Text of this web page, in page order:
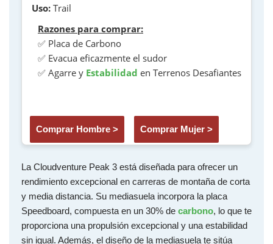
Uso: Trail
Razones para comprar:
✅ Placa de Carbono
✅ Evacua eficazmente el sudor
✅ Agarre y Estabilidad en Terrenos Desafiantes
Comprar Hombre > Comprar Mujer >
La Cloudventure Peak 3 está diseñada para ofrecer un
rendimiento excepcional en carreras de montaña de corta
y media distancia. Su mediasuela incorpora la placa
Speedboard, compuesta en un 30% de carbono, lo que te
proporciona una propulsión excepcional y una estabilidad
sin igual. Además, el diseño de la mediasuela te sitúa